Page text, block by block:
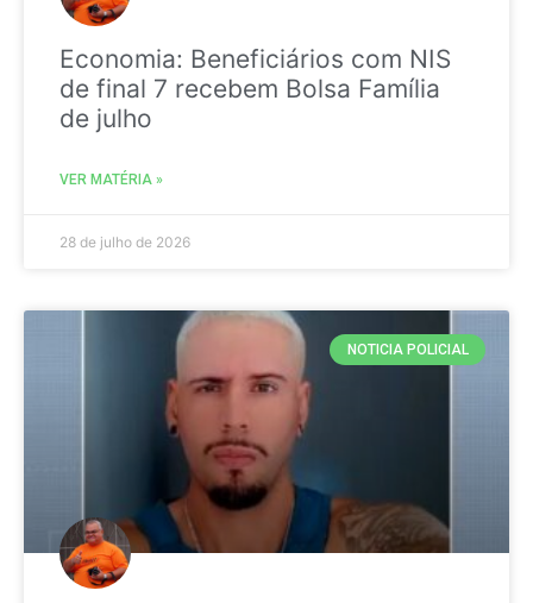
Economia: Beneficiários com NIS
de final 7 recebem Bolsa Família
de julho
VER MATÉRIA »
28 de julho de 2026
NOTICIA POLICIAL